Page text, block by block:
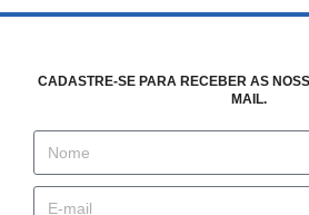
CADASTRE-SE PARA RECEBER AS
MAIL.